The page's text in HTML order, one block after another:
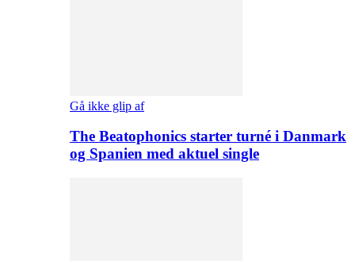
Gå ikke glip af
The Beatophonics starter turné i Danmark
og Spanien med aktuel single